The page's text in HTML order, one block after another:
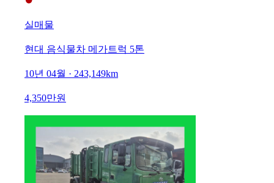
실매물
현대 음식물차 메가트럭 5톤
10년 04월 · 243,149km
4,350만원